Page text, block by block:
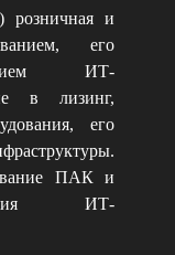
розничная и
его
ИТ-
в лизинг,
его
ПАК и
ИТ-